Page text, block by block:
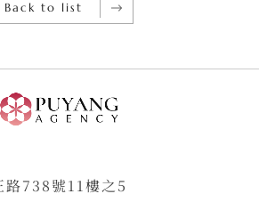
Back to list
路738號11樓之5